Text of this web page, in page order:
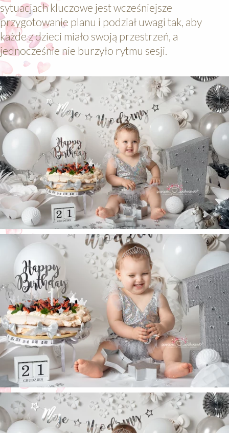
sytuacjach kluczowe jest wcześniejsze
przygotowanie planu i podział uwagi tak, aby
każde z dzieci miało swoją przestrzeń, a
jednocześnie nie burzyło rytmu sesji.